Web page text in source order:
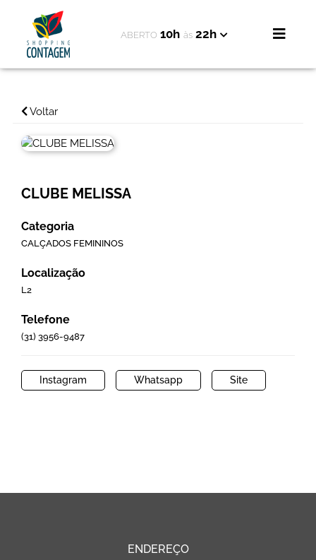
ABERTO 10h às 22h
Voltar
CLUBE MELISSA
Categoria
CALÇADOS FEMININOS
Localização
L2
Telefone
(31) 3956-9487
Instagram Whatsapp Site
ENDEREÇO